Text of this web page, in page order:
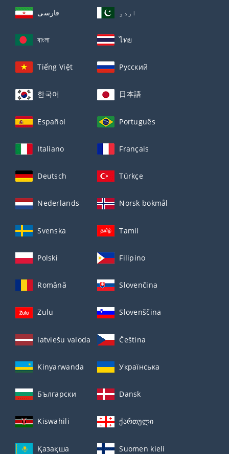
فارسی اردو
বাংলা ไทย
Tiếng Việt Русский
한국어 日本語
Español Português
Italiano Français
Deutsch Türkçe
Nederlands Norsk bokmål
Svenska Tamil
Polski Filipino
Română Slovenčina
Zulu Slovenščina
latviešu valoda Čeština
Kinyarwanda Українська
Български Dansk
Kiswahili ქართული
Қазақша Suomen kieli